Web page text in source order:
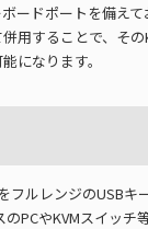
ードポートを備え
用することで、そ
になります。
フルレンジのUSBキ
のPCやKVMスイッ